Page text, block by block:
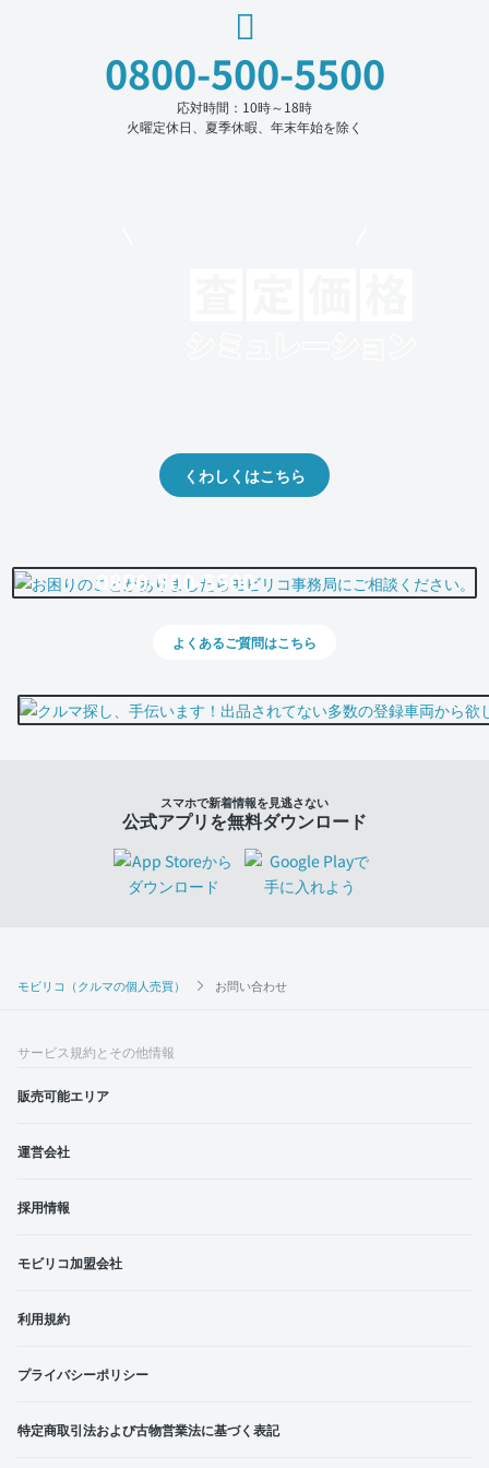
モビリコ（クルマの個人売買） お問い合わせ
0800-500-5500
応対時間：10時～18時
火曜定休日、夏季休暇、年末年始を除く
くわしくはこちら
0800-500-5500
よくあるご質問はこちら
スマホで新着情報を見逃さない
公式アプリを無料ダウンロード
サービス規約とその他情報
販売可能エリア
運営会社
採用情報
モビリコ加盟会社
利用規約
プライバシーポリシー
特定商取引法および古物営業法に基づく表記